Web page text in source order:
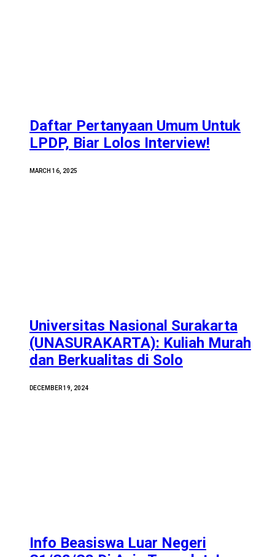
Daftar Pertanyaan Umum Untuk
LPDP, Biar Lolos Interview!
MARCH 16, 2025
Universitas Nasional Surakarta
(UNASURAKARTA): Kuliah Murah
dan Berkualitas di Solo
DECEMBER 19, 2024
Info Beasiswa Luar Negeri